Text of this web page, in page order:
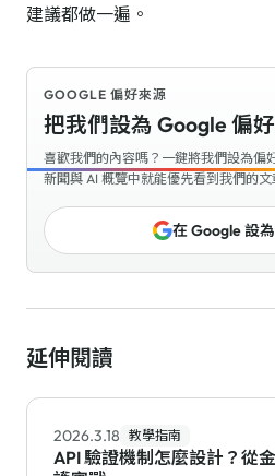
建議都做一遍。
GOOGLE 偏好來源
把我們設為 Google 偏
喜歡我們的內容嗎？一鍵將我們設為偏
新聞與 AI 概覽中就能優先看到我們的文
在 Google 設
延伸閱讀
2026.3.18 教學指南
API 驗證機制怎麼設計？從